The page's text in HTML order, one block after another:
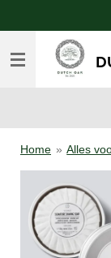
direct
naar
hoofdinhoud
Home » Alles